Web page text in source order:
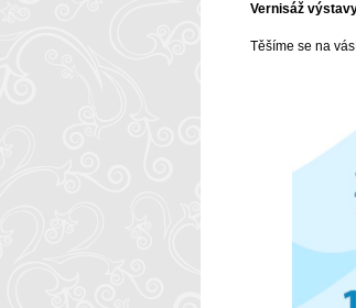
Vernisáž
Těšíme se na